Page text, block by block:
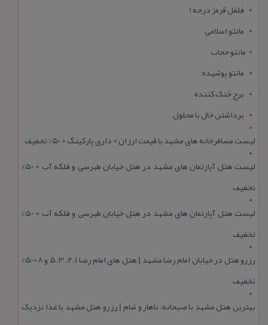
فلفل قرمز درجه 1
مانتو اسلامی
مانتو حجاب
مانتو پوشیده
برج خنک کننده
برداشتن خال با محلول
لیست مسافرخانه های مشهد با قیمت ارزان + داری پارکینگ + 50% تخفیف
لیست هتل آپارتمان های مشهد در هتل خیابان طبرسی و فلکه آب + 50%
تخفیف
لیست هتل آپارتمان های مشهد در هتل خیابان طبرسی و فلکه آب + 50%
تخفیف
رزرو هتل در خیابان امام رضا مشهد | هتل‌ های امام رضا 1، 2، 3، 5 و 8+50%
تخفیف
بهترین هتل مشهد با صبحانه، ناهار و شام | رزرو هتل مشهد با غذا نزدیک